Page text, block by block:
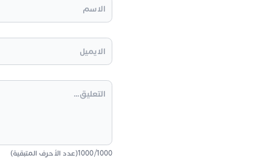
1000
/
1000(عدد الأحرف المتبقية)